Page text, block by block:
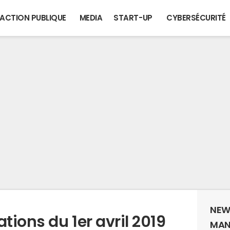
ACTION PUBLIQUE MEDIA START-UP CYBERSÉCURITÉ
du 1er avril 2019